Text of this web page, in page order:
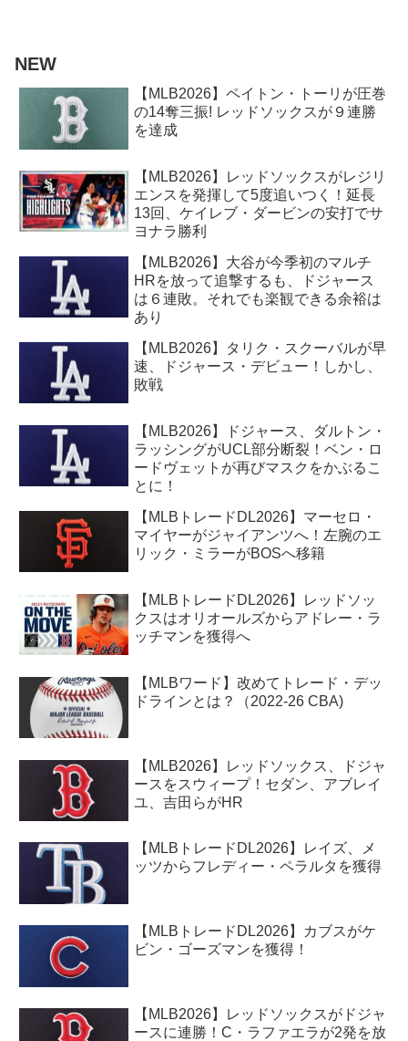
NEW
【MLB2026】ペイトン・トーリが圧巻
の14奪三振! レッドソックスが９連勝
を達成
【MLB2026】レッドソックスがレジリ
エンスを発揮して5度追いつく！延長
13回、ケイレブ・ダービンの安打でサ
ヨナラ勝利
【MLB2026】大谷が今季初のマルチ
HRを放って追撃するも、ドジャース
は６連敗。それでも楽観できる余裕は
あり
【MLB2026】タリク・スクーバルが早
速、ドジャース・デビュー！しかし、
敗戦
【MLB2026】ドジャース、ダルトン・
ラッシングがUCL部分断裂！ベン・ロ
ードヴェットが再びマスクをかぶるこ
とに！
【MLBトレードDL2026】マーセロ・
マイヤーがジャイアンツへ！左腕のエ
リック・ミラーがBOSへ移籍
【MLBトレードDL2026】レッドソッ
クスはオリオールズからアドレー・ラ
ッチマンを獲得へ
【MLBワード】改めてトレード・デッ
ドラインとは？（2022-26 CBA)
【MLB2026】レッドソックス、ドジャ
ースをスウィープ！セダン、アブレイ
ユ、吉田らがHR
【MLBトレードDL2026】レイズ、メ
ッツからフレディー・ペラルタを獲得
【MLBトレードDL2026】カブスがケ
ビン・ゴーズマンを獲得！
【MLB2026】レッドソックスがドジャ
ースに連勝！C・ラファエラが2発を放